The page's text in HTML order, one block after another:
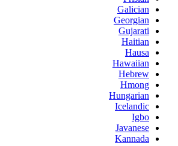
Galician
Georgian
Gujarati
Haitian
Hausa
Hawaiian
Hebrew
Hmong
Hungarian
Icelandic
Igbo
Javanese
Kannada